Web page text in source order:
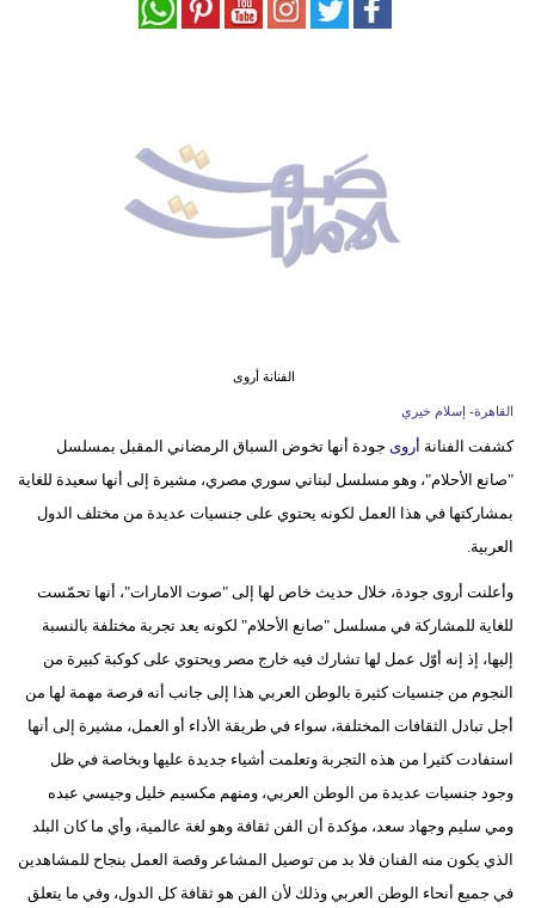
إسلامية
علوم
بيئة
مدوَّنات
أبراج
فيديو
سيارات
الفنانة أروى
القاهرة- إسلام خيري
كشفت الفنانة أروى جودة أنها تخوض السباق الرمضاني المقبل بمسلسل
"صانع الأحلام"، وهو مسلسل لبناني سوري مصري، مشيرة إلى أنها سعيدة للغاية
بمشاركتها في هذا العمل لكونه يحتوي على جنسيات عديدة من مختلف الدول
العربية.
وأعلنت أروى جودة، خلال حديث خاص لها إلى "صوت الامارات"، أنها تحمّست
للغاية للمشاركة في مسلسل "صانع الأحلام" لكونه يعد تجربة مختلفة بالنسبة
إليها، إذ إنه أوّل عمل لها تشارك فيه خارج مصر ويحتوي على كوكبة كبيرة من
النجوم من جنسيات كثيرة بالوطن العربي هذا إلى جانب أنه فرصة مهمة لها من
أجل تبادل الثقافات المختلفة، سواء في طريقة الأداء أو العمل، مشيرة إلى أنها
استفادت كثيرا من هذه التجربة وتعلمت أشياء جديدة عليها وبخاصة في ظل
وجود جنسيات عديدة من الوطن العربي، ومنهم مكسيم خليل وجيسي عبده
ومي سليم وجهاد سعد، مؤكدة أن الفن ثقافة وهو لغة عالمية، وأي ما كان البلد
الذي يكون منه الفنان فلا بد من توصيل المشاعر وقصة العمل بنجاح للمشاهدين
في جميع أنحاء الوطن العربي وذلك لأن الفن هو ثقافة كل الدول، وفي ما يتعلق